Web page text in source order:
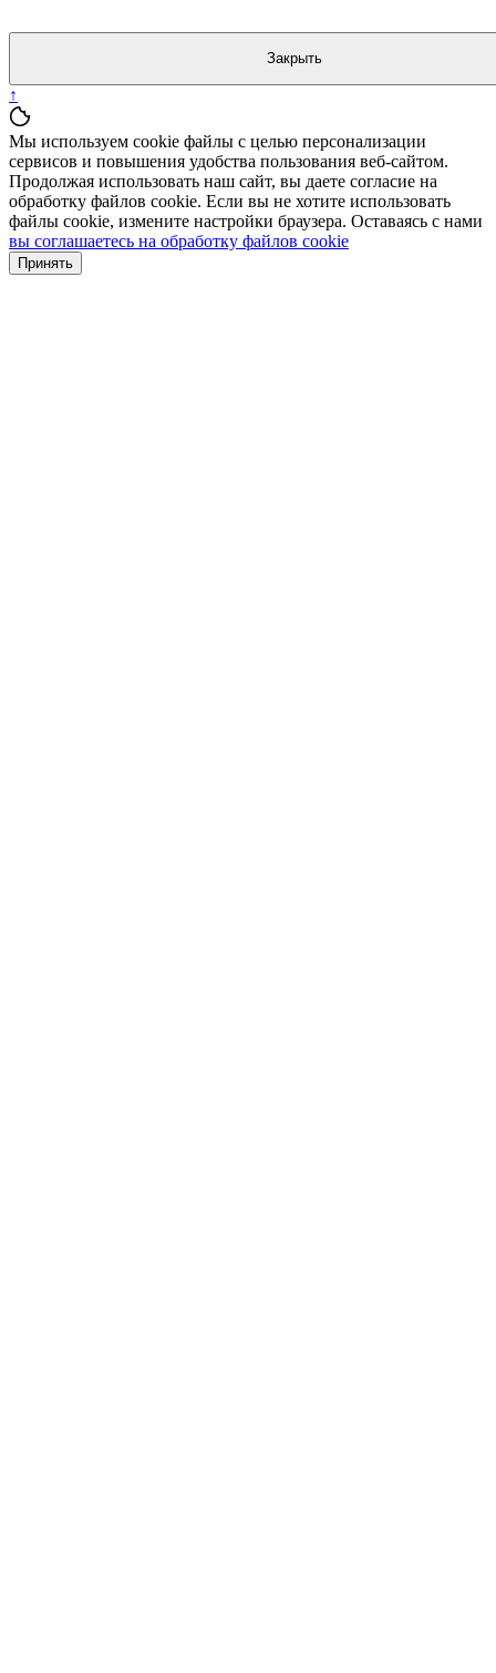
Закрыть
↑
Мы используем cookie файлы с целью персонализации
сервисов и повышения удобства пользования веб-сайтом.
Продолжая использовать наш сайт, вы даете согласие на
обработку файлов cookie. Если вы не хотите использовать
файлы cookie, измените настройки браузера. Оставаясь с нами
вы соглашаетесь на обработку файлов cookie
Принять